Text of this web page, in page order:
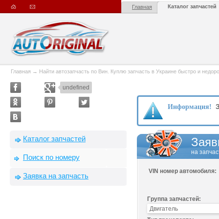
Главная Каталог запчастей
Главная → Найти автозапчасть по Вин. Куплю запчасть в Украине быстро и
undefined
Каталог запчастей
Поиск по номеру
Заявка на запчасть
Информация!
на
VIN номер автомобиля:
Группа запчастей: